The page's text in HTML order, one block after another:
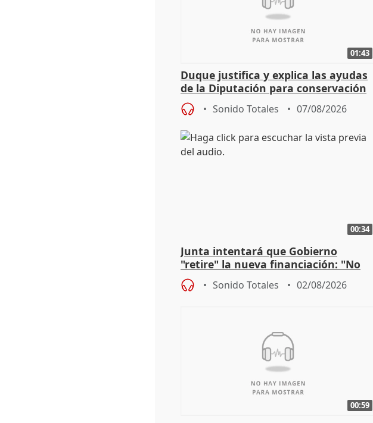
01:43
Duque justifica y explica las ayudas
de la Diputación para conservación
del patrimonio
Sonido Totales 07/08/2026
00:34
Junta intentará que Gobierno
"retire" la nueva financiación: "No
puede ser saqueo a las arcas"
Sonido Totales 02/08/2026
00:59